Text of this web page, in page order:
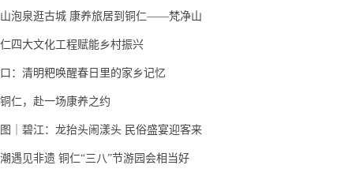
泡泉逛古城 康养旅居到铜仁——梵净山
四大文化工程赋能乡村振兴
：清明粑唤醒春日里的家乡记忆
仁，赴一场康养之约
｜碧江：龙抬头闹漾头 民俗盛宴迎客来
潮遇见非遗 铜仁“三八”节游园会相当好